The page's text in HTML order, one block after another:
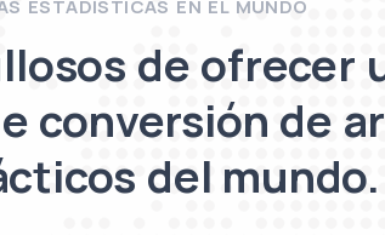
ESTADÍSTICAS EN EL MUNDO
de ofrecer
conversión de
del mundo.